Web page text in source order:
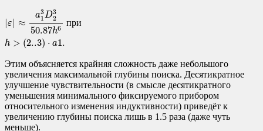
ε ≈
a3
1D3
2
50.87h6
при
h > (2..3) ⋅ a1.
Этим объясняется крайняя сложность даже небольшого
увеличения максимальной глубины поиска. Десятикратное
улучшение чувствительности (в смысле десятикратного
уменьшения минимального фиксируемого прибором
относительного изменения индуктивности) приведёт к
увеличению глубины поиска лишь в 1.5 раза (даже чуть
меньше).